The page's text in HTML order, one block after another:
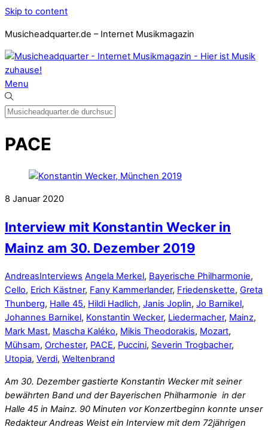
Skip to content
Musicheadquarter.de – Internet Musikmagazin
Menu
PACE
8 Januar 2020
Interview mit Konstantin Wecker in
Mainz am 30. Dezember 2019
AndreasInterviews Angela Merkel, Bayerische Philharmonie,
Cello, Erich Kästner, Fany Kammerlander, Friedenskette, Greta
Thunberg, Halle 45, Hildi Hadlich, Janis Joplin, Jo Barnikel,
Johannes Barnikel, Konstantin Wecker, Liedermacher, Mainz,
Mark Mast, Mascha Kaléko, Mikis Theodorakis, Mozart,
Mühsam, Orchester, PACE, Puccini, Severin Trogbacher,
Utopia, Verdi, Weltenbrand
Am 30. Dezember gastierte Konstantin Wecker mit seiner
bewährten Band und der Bayerischen Philharmonie in der
Halle 45 in Mainz. 90 Minuten vor Konzertbeginn konnte unser
Redakteur Andreas Weist ein Interview mit dem 72jährigen